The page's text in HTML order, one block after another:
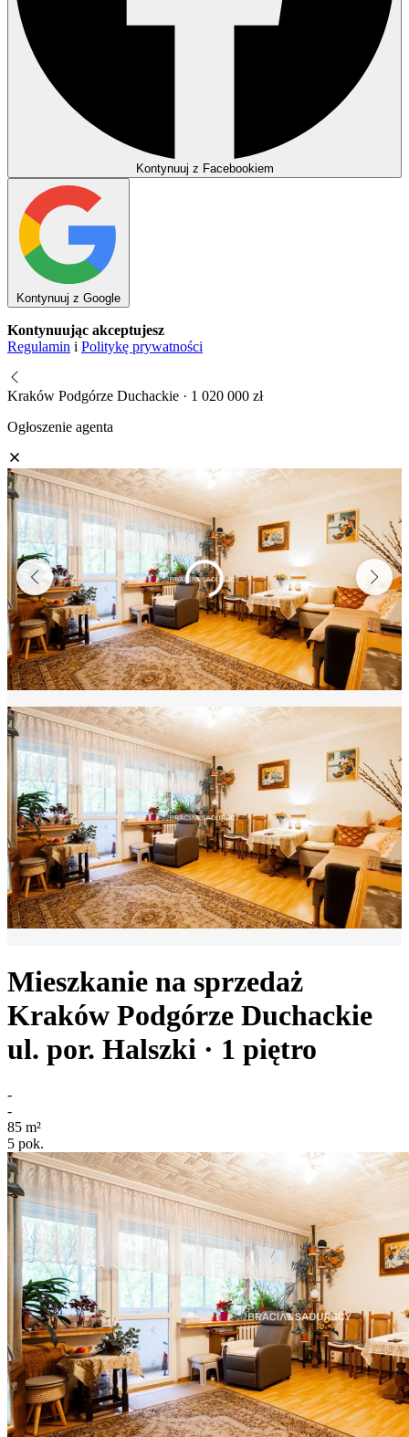
Kontynuuj z Facebookiem
Kontynuuj z Google
Kontynuując akceptujesz
Regulamin i Politykę prywatności
Kraków Podgórze Duchackie · 1 020 000 zł
Ogłoszenie agenta
Mieszkanie na sprzedaż
Kraków Podgórze Duchackie
ul. por. Halszki · 1 piętro
-
-
85 m²
5 pok.